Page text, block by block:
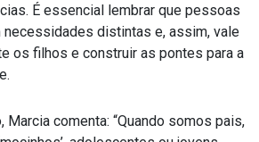
É essencial lembrar que pessoas
distintas e, assim, vale
os filhos e construir as pontes para a
comenta: “Quando somos pais,